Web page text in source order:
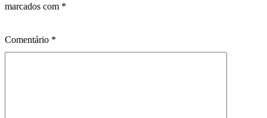
marcados com *
Comentário *